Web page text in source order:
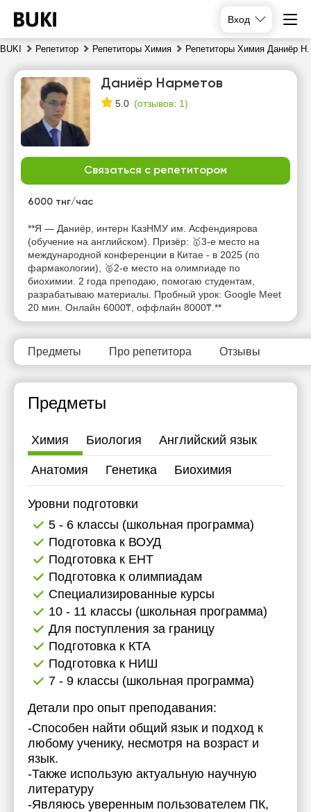
Вход
BUKI Репетитор Репетиторы Химия Репетиторы Химия Даниёр Н.
Даниёр Нарметов
5.0 (отзывов: 1)
Связаться с репетитором
6000 тнг/час
**Я — Даниёр, интерн КазНМУ им. Асфендиярова
(обучение на английском). Призёр: 🥇3-е место на
международной конференции в Китае - в 2025 (по
фармакологии), 🥈2-е место на олимпиаде по
биохимии. 2 года преподаю, помогаю студентам,
разрабатываю материалы. Пробный урок: Google Meet
20 мин. Онлайн 6000₸, оффлайн 8000₸.**
Предметы Про репетитора Отзывы
Предметы
Химия Биология Английский язык
Анатомия Генетика Биохимия
Уровни подготовки
5 - 6 классы (школьная программа)
Подготовка к ВОУД
Подготовка к ЕНТ
Подготовка к олимпиадам
Специализированные курсы
10 - 11 классы (школьная программа)
Для поступления за границу
Подготовка к КТА
Подготовка к НИШ
7 - 9 классы (школьная программа)
Детали про опыт преподавания:
-Способен найти общий язык и подход к
любому ученику, несмотря на возраст и
язык.
-Также использую актуальную научную
литературу
-Являюсь уверенным пользователем ПК,
сб
8
Нет
свободных
часов
10:00
10:30
11:00
11:30
12:00
13:00
14:00
15:00
15:30
16:00
17:00
17:30
18:00
19:30
20:00
Нет
свободных
часов
Нет
свободных